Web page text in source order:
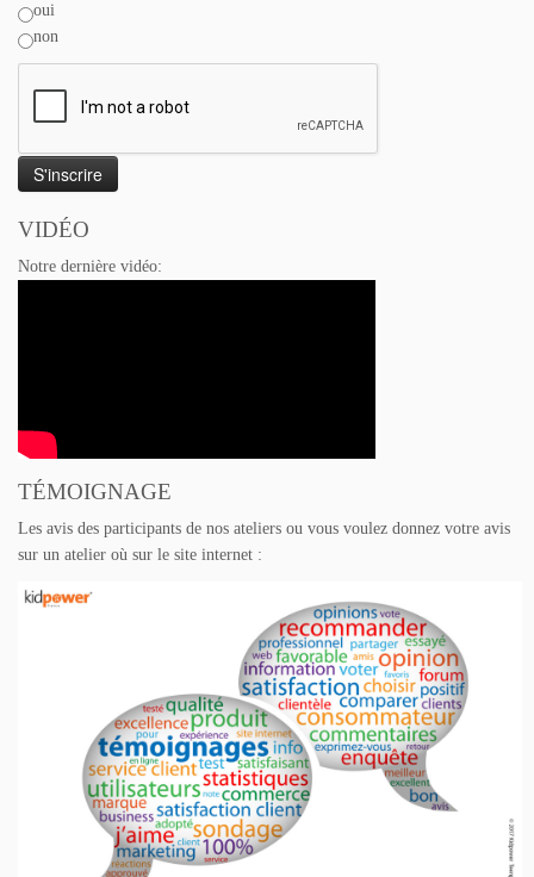
oui
non
VIDÉO
Notre dernière vidéo:
TÉMOIGNAGE
Les avis des participants de nos ateliers ou vous voulez donnez votre avis
sur un atelier où sur le site internet :